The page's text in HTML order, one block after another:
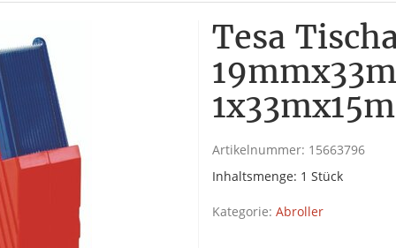
Tesa
Artikelnummer: 15663796
Inhaltsmenge: 1 Stück
Kategorie: Abroller